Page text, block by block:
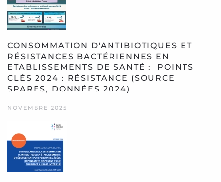
CONSOMMATION D'ANTIBIOTIQUES ET
RÉSISTANCES BACTÉRIENNES EN
ETABLISSEMENTS DE SANTÉ : POINTS
CLÉS 2024 : RÉSISTANCE (SOURCE
SPARES, DONNÉES 2024)
NOVEMBRE 2025